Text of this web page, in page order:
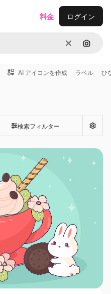
消去 画像で
料金 ログイン
AI アイコンを作成 ラベル ひ
検索フィルター